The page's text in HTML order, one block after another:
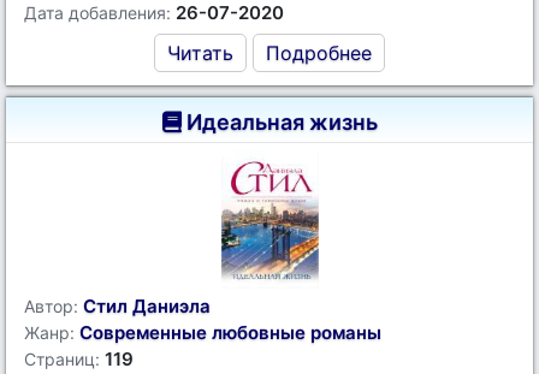
Дата добавления: 26-07-2020
Читать Подробнее
Идеальная жизнь
Автор: Стил Даниэла
Жанр: Современные любовные романы
Страниц: 119